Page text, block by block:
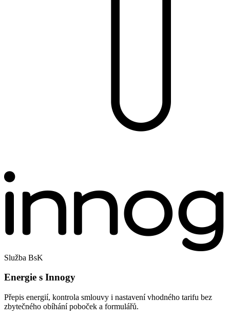
Služba BsK
Energie s Innogy
Přepis energií, kontrola smlouvy i nastavení vhodného tarifu bez
zbytečného obíhání poboček a formulářů.